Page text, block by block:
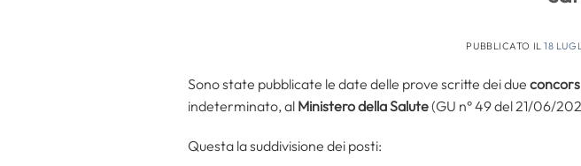
PUBBLICATO IL18
Sono state pubblicate le date delle prove scritte dei due
indeterminato, al Ministero della Salute(GU n° 49 del 21/06/
Questa la suddivisione dei posti: